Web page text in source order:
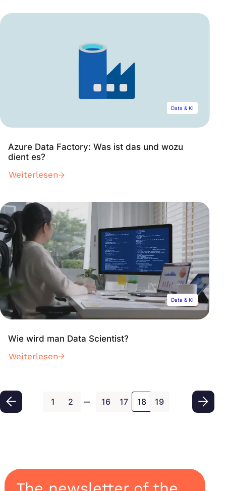
Data & KI
Azure Data Factory: Was ist das und wozu
dient es?
Weiterlesen
Data & KI
Wie wird man Data Scientist?
Weiterlesen
1 2 … 16 17 18 19